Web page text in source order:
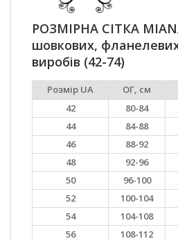
РОЗМІРНА СІТКА
шовкових,
виробів (42-74)
Розмір UA ОГ, см
42
80-84
44
84-88
46
88-92
48
92-96
50
96-100
52
100-104
54
104-108
56
108-112